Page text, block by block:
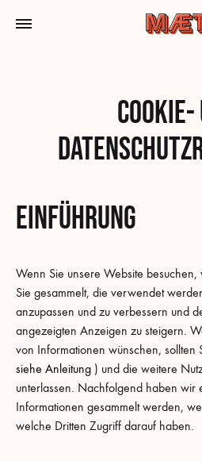
Einführung
Wenn Sie unsere Website
Sie gesammelt, die verwendet
anzupassen und zu verbessern und
angezeigten Anzeigen zu steigern.
von Informationen wünschen, sollten
siehe Anleitung ) und die weitere
unterlassen. Nachfolgend haben wir
Informationen gesammelt werden,
welche Dritten Zugriff darauf haben.